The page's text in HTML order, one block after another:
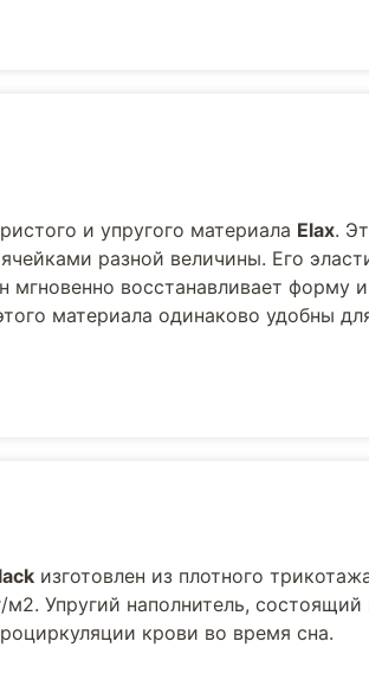
и упругого материала Elax.
разной величины. Его
восстанавливает форму и
материала одинаково удобны
изготовлен из плотного
м2. Упругий наполнитель,
крови во время сна.